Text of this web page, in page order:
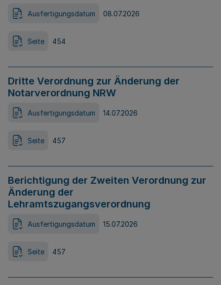
Ausfertigungsdatum 08.07.2026
Seite 454
Dritte Verordnung zur Änderung der
Notarverordnung NRW
Ausfertigungsdatum 14.07.2026
Seite 457
Berichtigung der Zweiten Verordnung zur
Änderung der
Lehramtszugangsverordnung
Ausfertigungsdatum 15.07.2026
Seite 457